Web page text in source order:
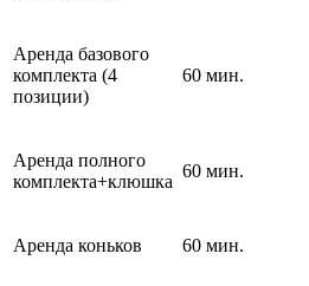
Аренда базового
комплекта (4
позиции)
60 мин.
Аренда полного
комплекта+клюшка
60 мин.
Аренда коньков 60 мин.